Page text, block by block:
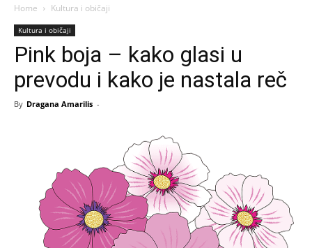
Home Kultura i običaji
Kultura i običaji
Pink boja – kako glasi u
prevodu i kako je nastala reč
By Dragana Amarilis -